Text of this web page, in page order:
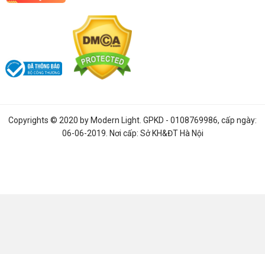
Copyrights © 2020 by Modern Light . GPKD - 0108769986, cấp ngày:
06-06-2019. Nơi cấp: Sở KH&ĐT Hà Nội